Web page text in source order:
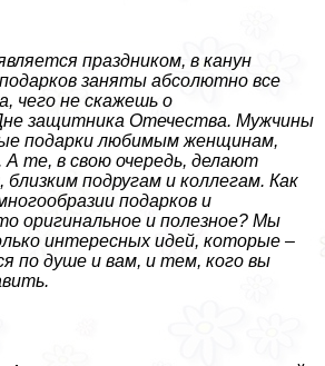
праздником, в канун
заняты абсолютно все
чего не скажешь о
защитника Отечества. Мужчины
подарки любимым женщинам,
те, в свою очередь, делают
подругам и коллегам. Как
подарков и
оригинальное и полезное? Мы
интересных идей, которые –
по душе и вам, и тем, кого вы